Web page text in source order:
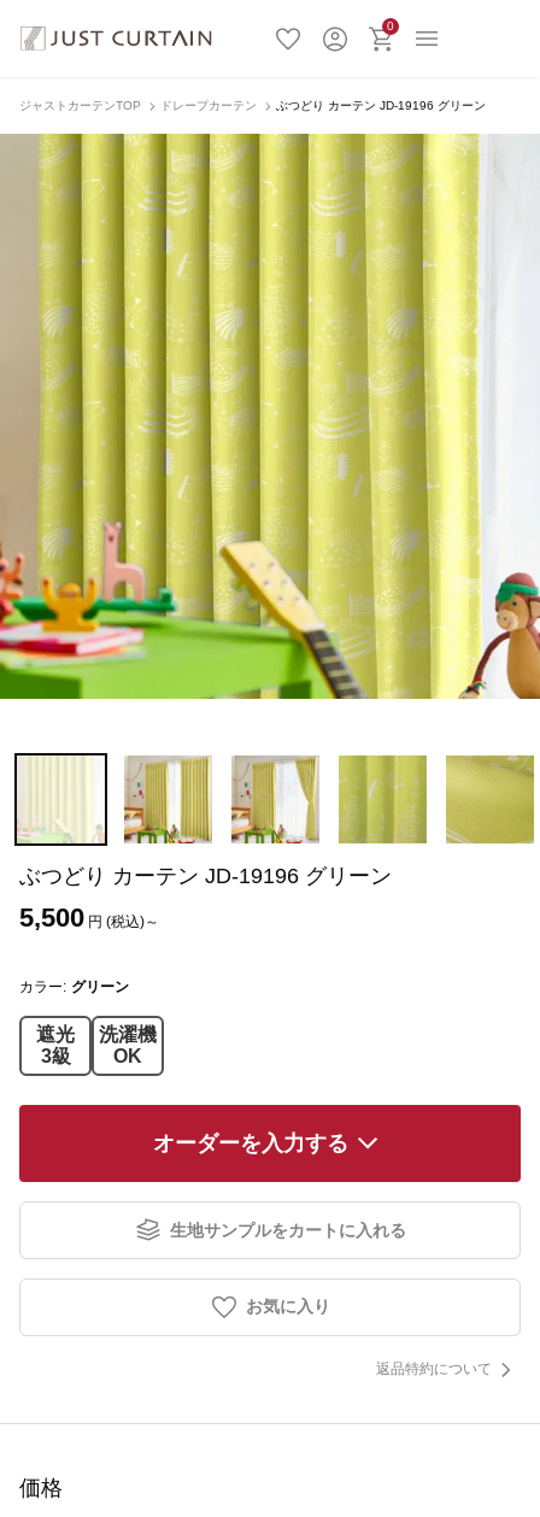
0
ジャストカーテンTOP ドレープカーテン ぶつどり カーテン JD-19196 グリーン
ぶつどり カーテン JD-19196 グリーン
5,500 円 (税込)～
カラー: グリーン
遮光
3級
洗濯機
OK
オーダーを入力する
生地サンプルをカートに入れる
お気に入り
返品特約について
価格